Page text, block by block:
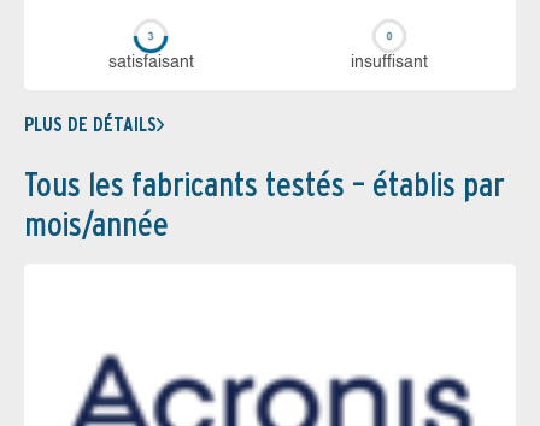
sa­tis­fai­sant in­suf­fi­sant
PLUS DE DÉTAILS
Tous les fabricants testés – établis par
mois/année